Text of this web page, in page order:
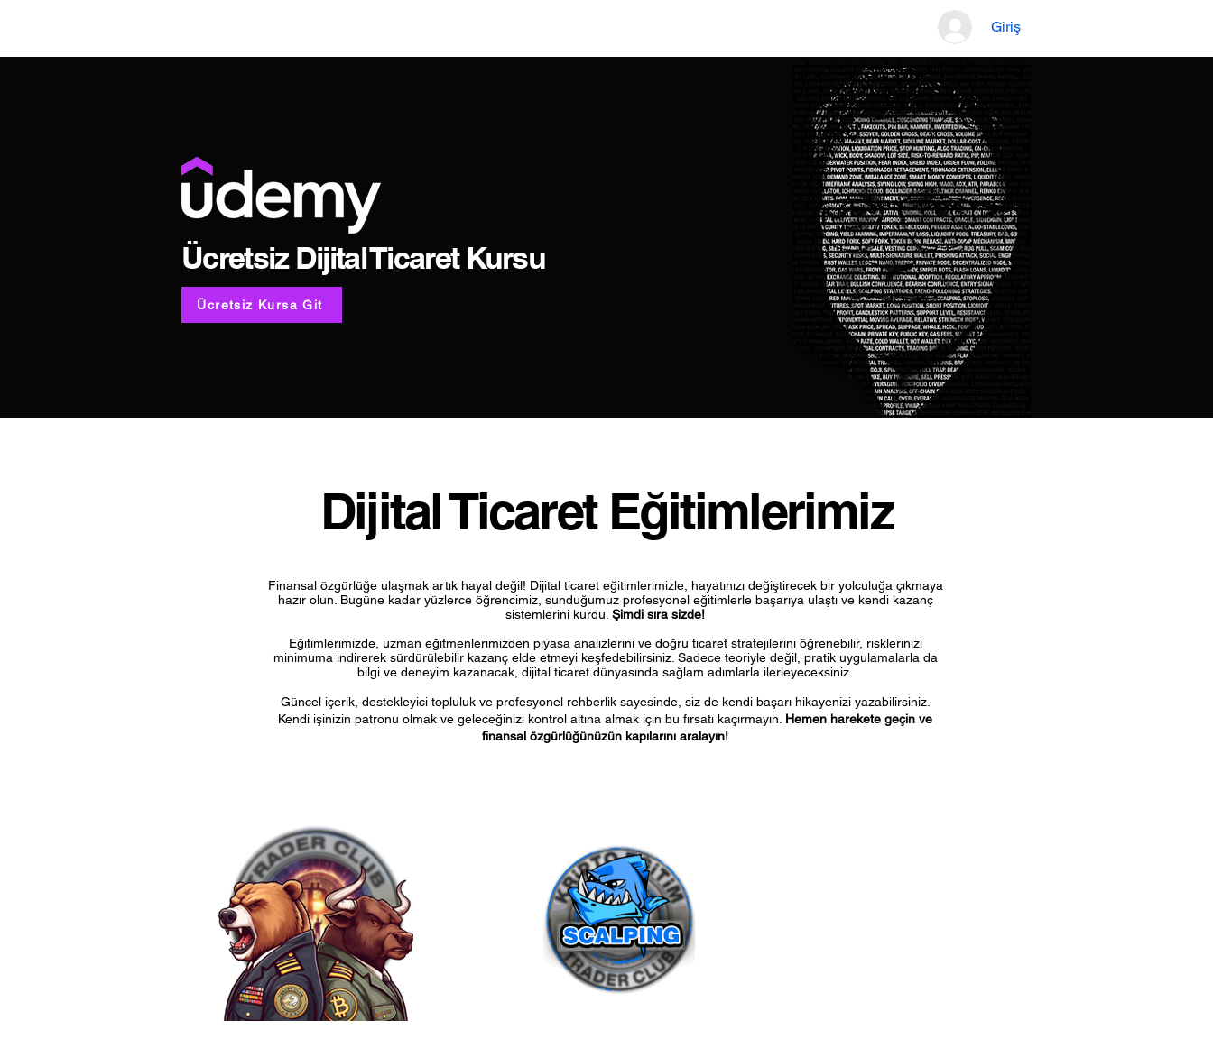
Giriş
Ücretsiz Dijital Ticaret Kursu
Ücretsiz Kursa Git
Dijital Ticaret Eğitimlerimiz
Finansal özgürlüğe ulaşmak artık hayal değil! Dijital ticaret eğitimlerimizle, hayatınızı değiştirecek bir yolculuğa çıkmaya
hazır olun. Bugüne kadar yüzlerce öğrencimiz, sunduğumuz profesyonel eğitimlerle başarıya ulaştı ve kendi kazanç
sistemlerini kurdu. Şimdi sıra sizde!
Eğitimlerimizde, uzman eğitmenlerimizden piyasa analizlerini ve doğru ticaret stratejilerini öğrenebilir, risklerinizi
minimuma indirerek sürdürülebilir kazanç elde etmeyi keşfedebilirsiniz. Sadece teoriyle değil, pratik uygulamalarla da
bilgi ve deneyim kazanacak, dijital ticaret dünyasında sağlam adımlarla ilerleyeceksiniz.
Güncel içerik, destekleyici topluluk ve profesyonel rehberlik sayesinde, siz de kendi başarı hikayenizi yazabilirsiniz.
Kendi işinizin patronu olmak ve geleceğinizi kontrol altına almak için bu fırsatı kaçırmayın. Hemen harekete geçin ve
finansal özgürlüğünüzün kapılarını aralayın!